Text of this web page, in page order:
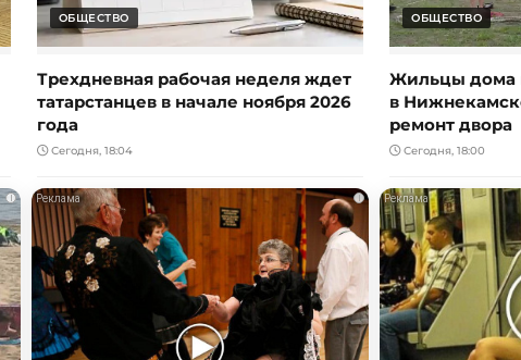
ОБЩЕСТВО
Трехдневная рабочая неделя ждет
татарстанцев в начале ноября 2026
года
Сегодня, 18:04
ОБЩЕСТВО
Жильцы дома
в
ремонт двора
Сегодня, 18:00
i i